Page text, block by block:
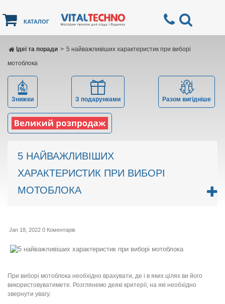
КАТАЛОГ
Ідеї ​​та поради > 5 найважливіших характеристик при виборі
мотоблока
Знижки З подарунками Разом вигідніше
5 НАЙВАЖЛИВІШИХ
ХАРАКТЕРИСТИК ПРИ ВИБОРІ
МОТОБЛОКА
Jan 18, 2022 0 Коментарів
При виборі мотоблока необхідно врахувати, де і в яких цілях ви його
використовуватимете. Розглянемо деякі критерії, на які необхідно
звернути увагу.